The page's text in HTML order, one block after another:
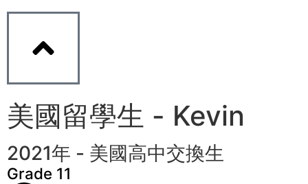
美國留學生 - Kevin
2021年 - 美國高中交換生
Grade 11